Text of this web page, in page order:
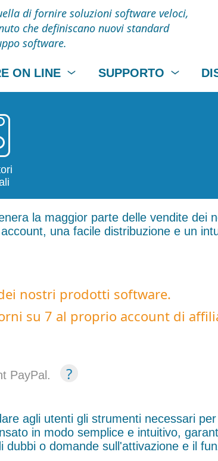
di fornire soluzioni software veloci,
che definiscano nuovi standard
software.
ON LINE SUPPORTO
la maggior parte delle vendite
una facile distribuzione e un
nostri prodotti software.
su 7 al proprio account di
PayPal. ?
agli utenti gli strumenti necessari
in modo semplice e intuitivo,
o domande sull'attivazione e il